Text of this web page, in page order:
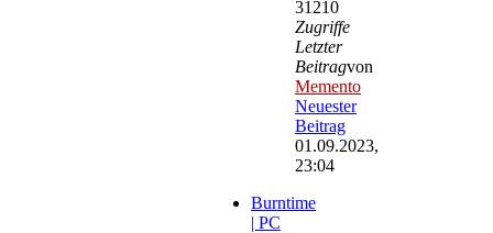
31210
Zugriffe
Letzter
Beitragvon
Memento
Neuester
Beitrag
01.09.2023,
23:04
Burntime
| PC